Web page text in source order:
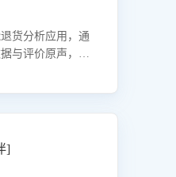
货分析应用，通
与评价原声，精
挖掘用户痛点驱
]